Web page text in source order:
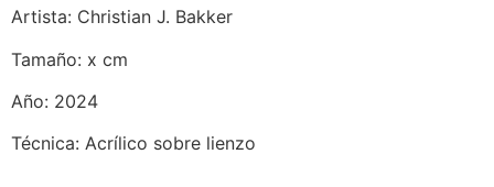
Artista: Christian J. Bakker
Tamaño: x cm
Año: 2024
Técnica: Acrílico sobre lienzo